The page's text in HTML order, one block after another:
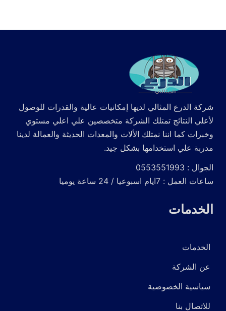
شركة الدرع المثالي لديها إمكانيات عالية والقدرات للوصول
لأعلي النتائج تمتلك الشركة متخصصين علي اعلي مستوي
وخبرات كما اننا نمتلك الألات والمعدات الحديثة والعمالة لدينا
مدربة علي استخدامها بشكل جيد.
الجوال : 0553551993
ساعات العمل : 7ايام اسبوعيا / 24 ساعة يوميا
الخدمات
الخدمات
عن الشركة
سياسية الخصوصية
للاتصال بنا